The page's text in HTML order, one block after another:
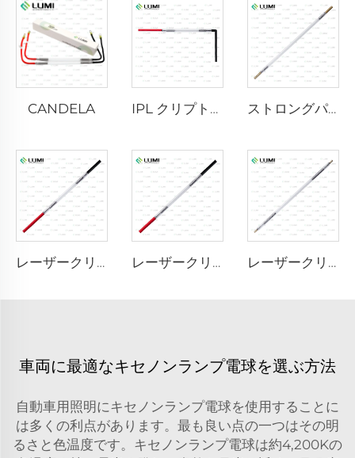
CANDELA IPL クリプトンランプ P1621 – 7×50×105 mm ストロングパルス殺菌ランプ L3670 – 7×160×200 mm
レーザークリプトンランプ L1721 – 7×50×115 mm レーザークリプトンランプ L1921 - 7×60×125 mm レーザークリプトンランプ L4290 – 9×140×280 mm
車両に最適なキセノンランプ電球を選ぶ方法
自動車用照明にキセノンランプ電球を使用することに
は多くの利点があります。最も良い点の一つはその明
るさと色温度です。キセノンランプ電球は約4,200Kの